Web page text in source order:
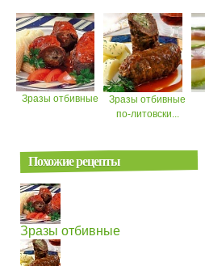
Зразы отбивные
Зразы отбивные
по-литовски...
Похожие рецепты
Зразы отбивные